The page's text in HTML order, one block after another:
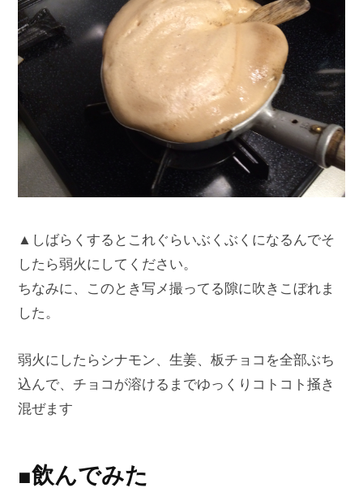
▲しばらくするとこれぐらいぶくぶくになるんでそ
したら弱火にしてください。
ちなみに、このとき写メ撮ってる隙に吹きこぼれま
した。
弱火にしたらシナモン、生姜、板チョコを全部ぶち
込んで、チョコが溶けるまでゆっくりコトコト掻き
混ぜます
■飲んでみた